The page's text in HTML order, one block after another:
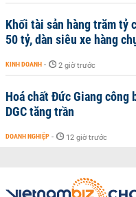
Khối tài sản hàng trăm tỷ
50 tỷ, dàn siêu xe hàng
KINH DOANH - 2 giờ trước
Hoá chất Đức Giang công
DGC tăng trần
DOANH NGHIỆP - 12 giờ trước